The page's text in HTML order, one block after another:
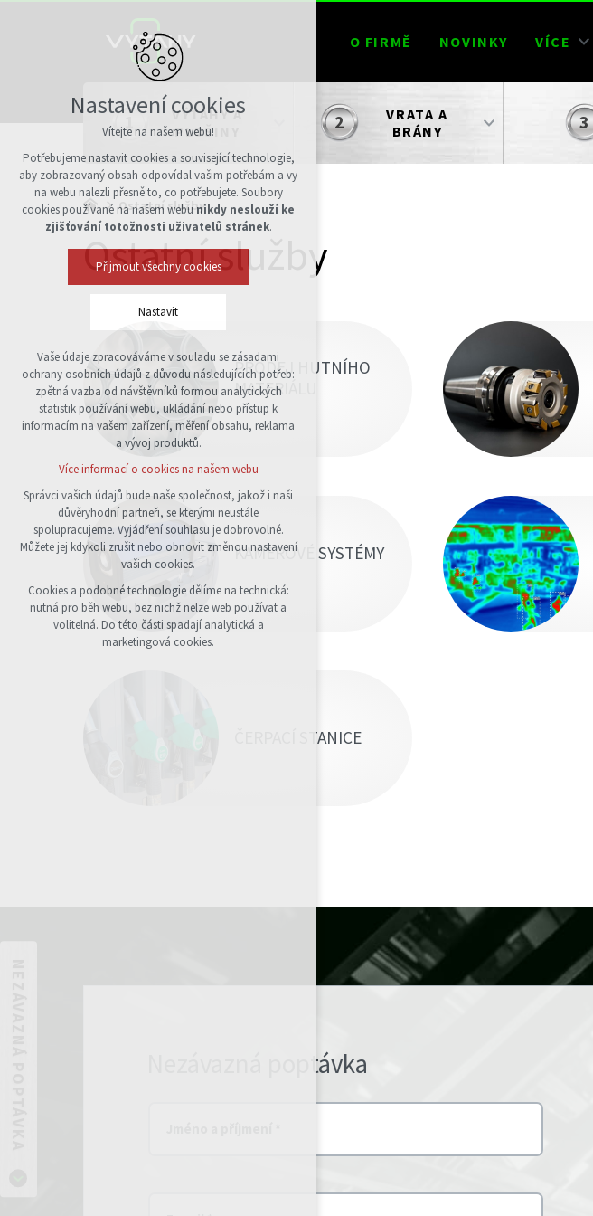
O FIRMĚ NOVINKY VÍCE
VÝTAHY A
PLOŠINY
VRATA A
BRÁNY
Ostatní služby
Ostatní služby
PRODEJ HUTNÍHO
MATERIÁLU
KAMEROVÉ SYSTÉMY
ČERPACÍ STANICE
Nezávazná poptávka
Nastavení cookies
Vítejte na našem webu!
Potřebujeme nastavit cookies a související technologie,
aby zobrazovaný obsah odpovídal vašim potřebám a vy
na webu nalezli přesně to, co potřebujete. Soubory
cookies používané na našem webu nikdy neslouží ke
zjišťování totožnosti uživatelů stránek.
Přijmout všechny cookies
Nastavit
Technická cookies
nutná pro provozování webu
udržení kontextu stránek (session): případná
přihlášení, volby jazyka, apod.
analytická pro anonymizované vyhodnocení
návštěvnosti
marketingová cookies (Google)
Více informací o cookies na našem webu
Přijmout všechny cookies
Odmítnout vše
Vaše údaje zpracováváme v souladu se zásadami
ochrany osobních údajů z důvodu následujících potřeb:
zpětná vazba od návštěvníků formou analytických
statistik používání webu, ukládání nebo přístup k
informacím na vašem zařízení, měření obsahu, reklama
a vývoj produktů.
Více informací o cookies na našem webu
Správci vašich údajů bude naše společnost, jakož i naši
důvěryhodní partneři, se kterými neustále
spolupracujeme. Vyjádření souhlasu je dobrovolné.
Můžete jej kdykoli zrušit nebo obnovit změnou nastavení
vašich cookies.
Cookies a podobné technologie dělíme na technická:
nutná pro běh webu, bez nichž nelze web používat a
volitelná. Do této části spadají analytická a
marketingová cookies.